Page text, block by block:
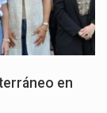
en